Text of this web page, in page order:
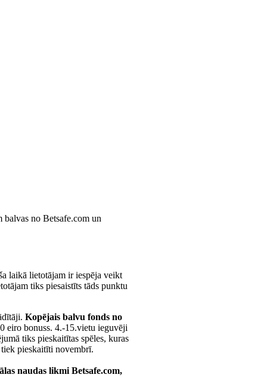
balvas no Betsafe.com un
laikā lietotājam ir iespēja veikt
tiks piesaistīts tāds punktu
Kopējais balvu fonds no
eiro bonuss. 4.-15.vietu ieguvēji
tiks pieskaitītas spēles, kuras
pieskaitīti novembrī.
naudas likmi Betsafe.com,